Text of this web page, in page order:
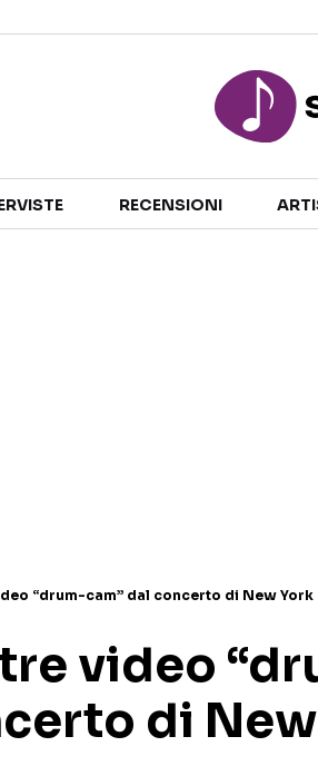
RECENSIONI
“drum-cam” dal concerto di New York
video
di